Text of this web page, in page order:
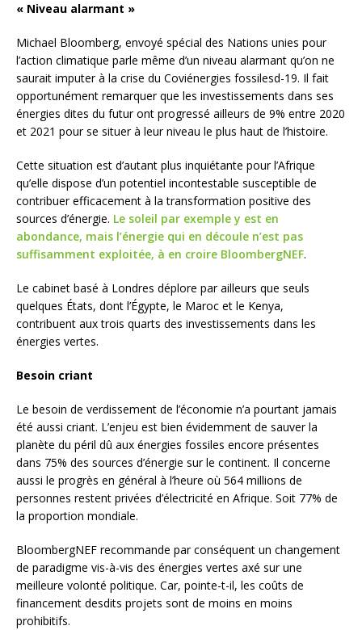
« Niveau alarmant »
Michael Bloomberg, envoyé spécial des Nations unies pour
l’action climatique parle même d’un niveau alarmant qu’on ne
saurait imputer à la crise du Coviénergies fossilesd-19. Il fait
opportunément remarquer que les investissements dans ses
énergies dites du futur ont progressé ailleurs de 9% entre 2020
et 2021 pour se situer à leur niveau le plus haut de l’histoire.
Cette situation est d’autant plus inquiétante pour l’Afrique
qu’elle dispose d’un potentiel incontestable susceptible de
contribuer efficacement à la transformation positive des
sources d’énergie. Le soleil par exemple y est en
abondance, mais l’énergie qui en découle n’est pas
suffisamment exploitée, à en croire BloombergNEF.
Le cabinet basé à Londres déplore par ailleurs que seuls
quelques États, dont l’Égypte, le Maroc et le Kenya,
contribuent aux trois quarts des investissements dans les
énergies vertes.
Besoin criant
Le besoin de verdissement de l’économie n’a pourtant jamais
été aussi criant. L’enjeu est bien évidemment de sauver la
planète du péril dû aux énergies fossiles encore présentes
dans 75% des sources d’énergie sur le continent. Il concerne
aussi le progrès en général à l’heure où 564 millions de
personnes restent privées d’électricité en Afrique. Soit 77% de
la proportion mondiale.
BloombergNEF recommande par conséquent un changement
de paradigme vis-à-vis des énergies vertes axé sur une
meilleure volonté politique. Car, pointe-t-il, les coûts de
financement desdits projets sont de moins en moins
prohibitifs.